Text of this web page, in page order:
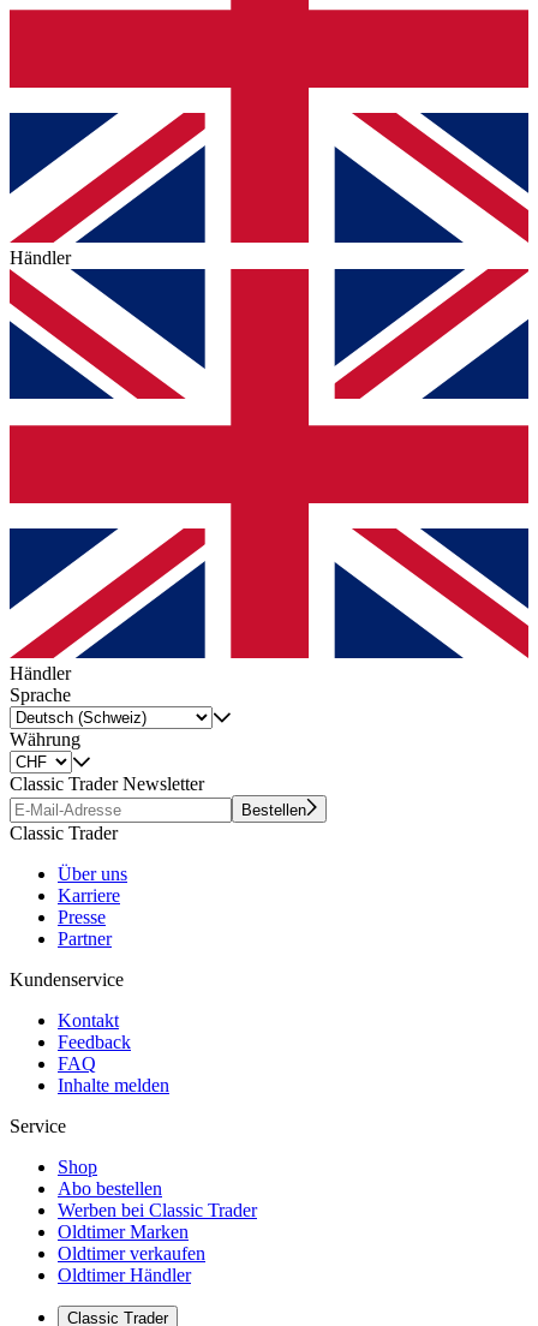
Händler
Händler
Sprache
Währung
Classic Trader Newsletter
Bestellen
Classic Trader
Über uns
Karriere
Presse
Partner
Kundenservice
Kontakt
Feedback
FAQ
Inhalte melden
Service
Shop
Abo bestellen
Werben bei Classic Trader
Oldtimer Marken
Oldtimer verkaufen
Oldtimer Händler
Classic Trader